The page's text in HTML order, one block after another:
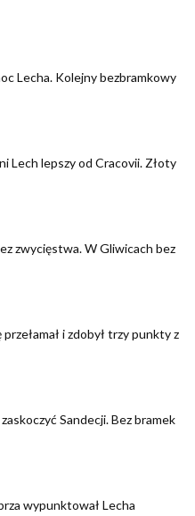
Lecha. Kolejny bezbramkowy
Lech lepszy od Cracovii. Złoty
zwycięstwa. W Gliwicach bez
i zdobył trzy punkty z
Sandecji. Bez bramek
wypunktował Lecha